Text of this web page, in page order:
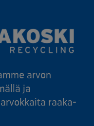
arvon
ja
raaka-